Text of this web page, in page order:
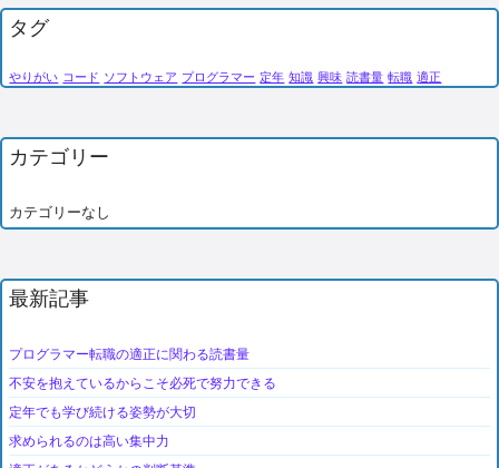
タグ
やりがい コード ソフトウェア プログラマー 定年 知識 興味 読書量 転職 適正
カテゴリー
カテゴリーなし
最新記事
プログラマー転職の適正に関わる読書量
不安を抱えているからこそ必死で努力できる
定年でも学び続ける姿勢が大切
求められるのは高い集中力